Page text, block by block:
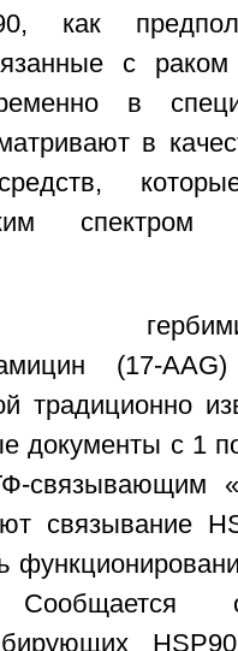
как
с
в
в
средств,
спектром
(17-
традиционно
документы с 1
связывающим
связывание
Сообщается